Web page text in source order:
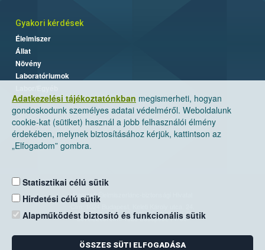
Adatkezelési tájékoztatónkban megismerheti, hogyan
gondoskodunk személyes adatai védelméről. Weboldalunk
cookie-kat (sütiket) használ a jobb felhasználói élmény
érdekében, melynek biztosításához kérjük, kattintson az
„Elfogadom” gombra.
Statisztikai célú sütik
Hirdetési célú sütik
Alapműködést biztosító és funkcionális sütik
ÖSSZES SÜTI ELFOGADÁSA
Gyakori kérdések
Élelmiszer
Állat
Növény
Laboratóriumok
Nemzeti Élelmiszerlánc-biztonsági Hivatal
Levelezési cím: 1525 Budapest. Pf. 30.